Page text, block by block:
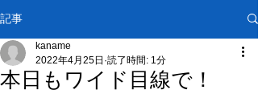
記事
本日もワイド目線で！
kaname
2022年4月25日 読了時間: 1分